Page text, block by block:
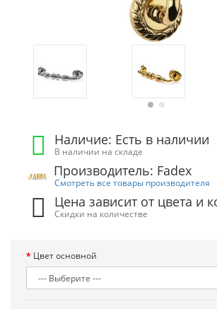
Наличие: Есть в наличии
В наличии на складе
Производитель: Fadex
Смотреть все товары производителя
Цена зависит от цвета и
Скидки на количестве
Цвет основной